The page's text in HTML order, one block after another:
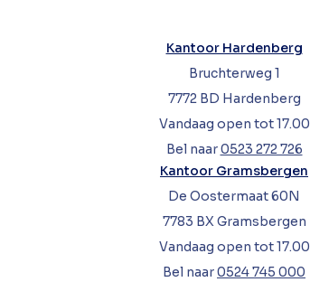
Kantoor Hardenberg
Bruchterweg 1
7772 BD Hardenberg
Vandaag open tot 17.00
Bel naar0523 272 726
Kantoor Gramsbergen
De Oostermaat 60N
7783 BX Gramsbergen
Vandaag open tot 17.00
Bel naar0524 745 000